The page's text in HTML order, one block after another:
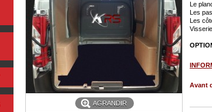
AGRANDIR
Le
Les
Les
Avant